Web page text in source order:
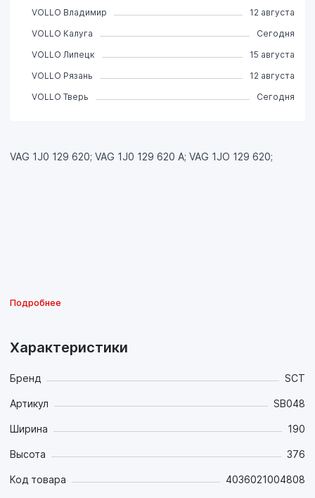
VAG 1J0 129 620; VAG 1J0 129 620 A; VAG 1JO 129 620;
Подробнее
Характеристики
Бренд SCT
Артикул SB048
Ширина 190
Высота 376
Код товара 4036021004808
VOLLO Владимир
12 августа
VOLLO Калуга
Сегодня
VOLLO Липецк
15 августа
VOLLO Рязань
12 августа
VOLLO Тверь
Сегодня